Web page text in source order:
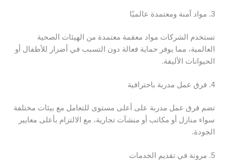
3. مواد آمنة ومعتمدة عالميًا
تستخدم الشركات مواد معقمة معتمدة من الهيئات الصحية
العالمية، مما يوفر حماية فعالة دون التسبب في أضرار للأطفال أو
الحيوانات الأليفة.
4. فرق عمل مدربة باحترافية
تضم فرق عمل مدربة على أعلى مستوى للتعامل مع بيئات مختلفة
سواء منازل أو مكاتب أو منشآت تجارية، مع الالتزام بأعلى معايير
الجودة.
5. مرونة في تقديم الخدمات